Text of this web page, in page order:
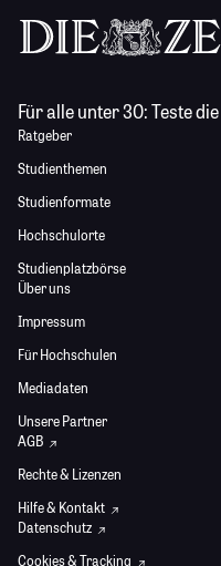
Für alle unter 30:Teste die
Ratgeber
Studienthemen
Studienformate
Hochschulorte
Studienplatzbörse
Über uns
Impressum
Für Hochschulen
Mediadaten
Unsere Partner
AGB
Rechte & Lizenzen
Hilfe & Kontakt
Datenschutz
Cookies & Tracking